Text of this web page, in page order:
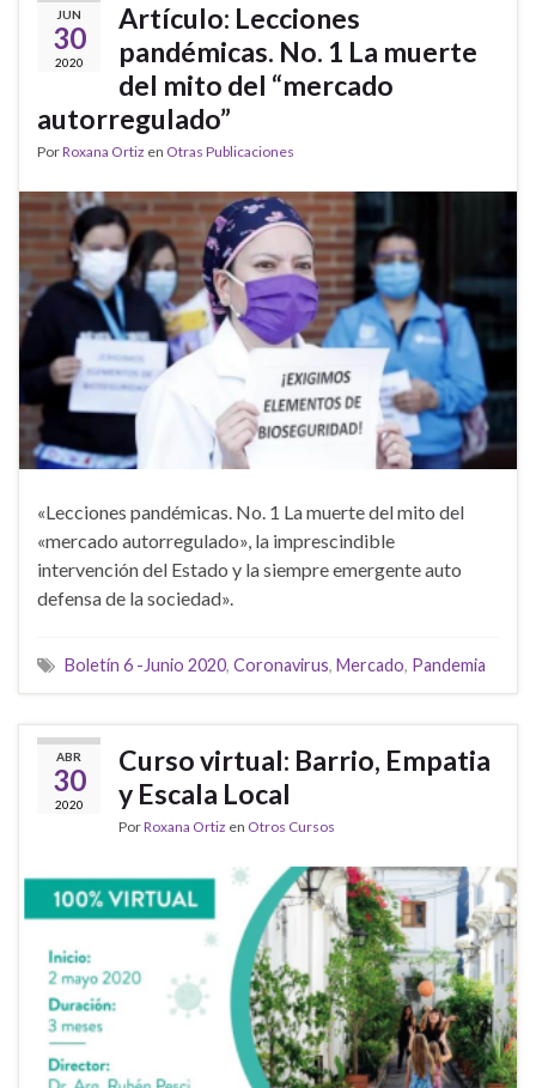
JUN
30
2020
Artículo: Lecciones
pandémicas. No. 1 La muerte
del mito del “mercado
autorregulado”
PorRoxana Ortiz en Otras Publicaciones
«Lecciones pandémicas. No. 1 La muerte del mito del
«mercado autorregulado», la imprescindible
intervención del Estado y la siempre emergente auto
defensa de la sociedad».
Boletín 6 -Junio 2020, Coronavirus, Mercado, Pandemia
ABR
30
2020
Curso virtual: Barrio, Empatia
y Escala Local
PorRoxana Ortiz en Otros Cursos